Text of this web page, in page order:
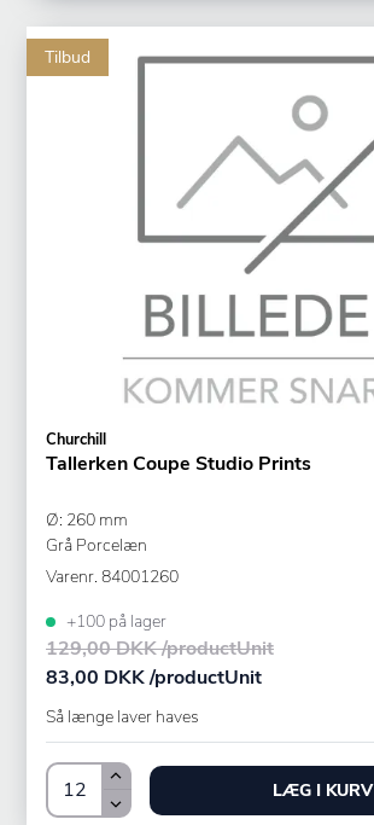
Tilbud
Churchill
Tallerken Coupe Studio Prints
Ø: 260 mm
Grå Porcelæn
Varenr. 84001260
+100 på lager
129,00 DKK /productUnit
83,00 DKK /productUnit
Så længe laver haves
LÆG I KURV